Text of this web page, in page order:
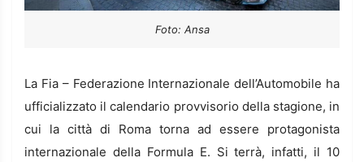
Foto: Ansa
La Fia – Federazione Internazionale dell’Automobile ha
ufficializzato il calendario provvisorio della stagione, in
cui la città di Roma torna ad essere protagonista
internazionale della Formula E. Si terrà, infatti, il 10